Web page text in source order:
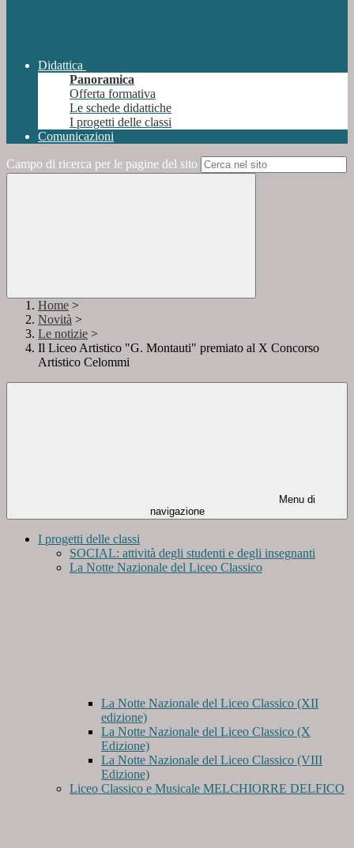
Didattica
Panoramica
Offerta formativa
Le schede didattiche
I progetti delle classi
Comunicazioni
Campo di ricerca per le pagine del sito
Home >
Novità >
Le notizie >
Il Liceo Artistico "G. Montauti" premiato al X Concorso
Artistico Celommi
Menu di
navigazione
I progetti delle classi
SOCIAL: attività degli studenti e degli insegnanti
La Notte Nazionale del Liceo Classico
La Notte Nazionale del Liceo Classico (XII
edizione)
La Notte Nazionale del Liceo Classico (X
Edizione)
La Notte Nazionale del Liceo Classico (VIII
Edizione)
Liceo Classico e Musicale MELCHIORRE DELFICO